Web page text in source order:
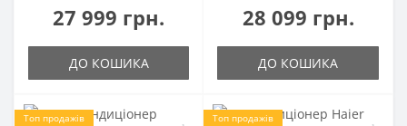
27 999 грн.
ДО КОШИКА
28 099 грн.
ДО КОШИКА
Топ продажів Топ продажів